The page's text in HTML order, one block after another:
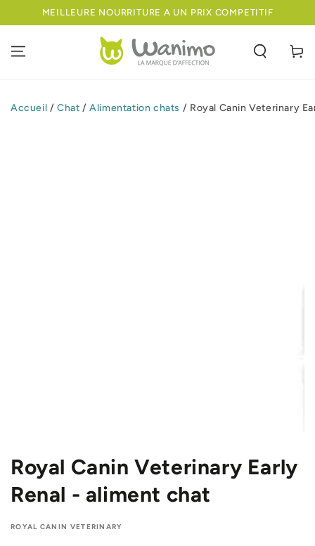
IGNORER LE
MEILLEURE NOURRITURE A UN PRIX COMPETITIF
Panier
Accueil / Chat / Alimentation chats / Royal Canin Veterinary
Royal Canin Veterinary Early
Renal - aliment chat
ROYAL CANIN VETERINARY